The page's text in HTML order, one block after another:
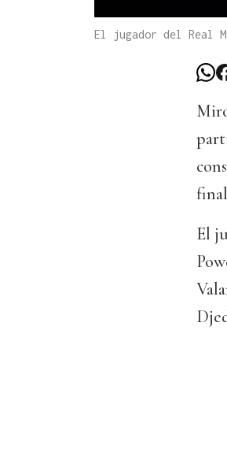
El jugador del Real
El